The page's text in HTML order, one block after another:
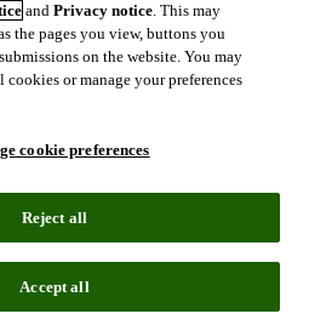
andPrivacy notice. This may
the pages you view, buttons you
on the website. You may
cookies or manage your preferences
cookie preferences
Reject all
Accept all